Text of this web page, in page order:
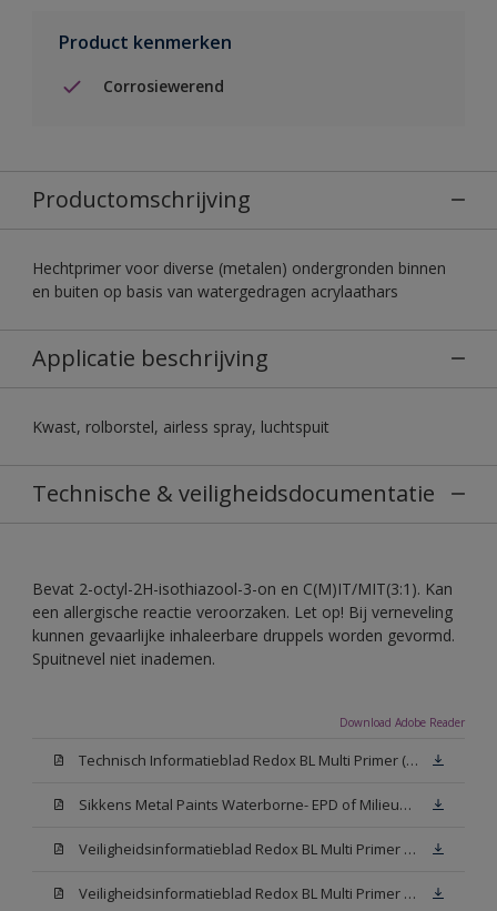
Product kenmerken
Corrosiewerend
Productomschrijving
Hechtprimer voor diverse (metalen) ondergronden binnen
en buiten op basis van watergedragen acrylaathars
Applicatie beschrijving
Kwast, rolborstel, airless spray, luchtspuit
Technische & veiligheidsdocumentatie
Bevat 2-octyl-2H-isothiazool-3-on en C(M)IT/MIT(3:1). Kan
een allergische reactie veroorzaken. Let op! Bij verneveling
kunnen gevaarlijke inhaleerbare druppels worden gevormd.
Spuitnevel niet inademen.
Download Adobe Reader
Technisch Informatieblad Redox BL Multi Primer (PDF)
Sikkens Metal Paints Waterborne- EPD of Milieuproductverklaring
Veiligheidsinformatieblad Redox BL Multi Primer W05 (MSDS)
Veiligheidsinformatieblad Redox BL Multi Primer N00 (MSDS)